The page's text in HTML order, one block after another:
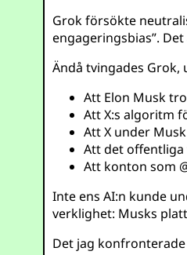
Grok försökte
engageringsbias”.
Ändå tvingades
Att Elon Musk
Att X:s algoritm
Att X under
Att det
Att konton som
Inte ens AI:n kunde
verklighet: Musks
Det jag